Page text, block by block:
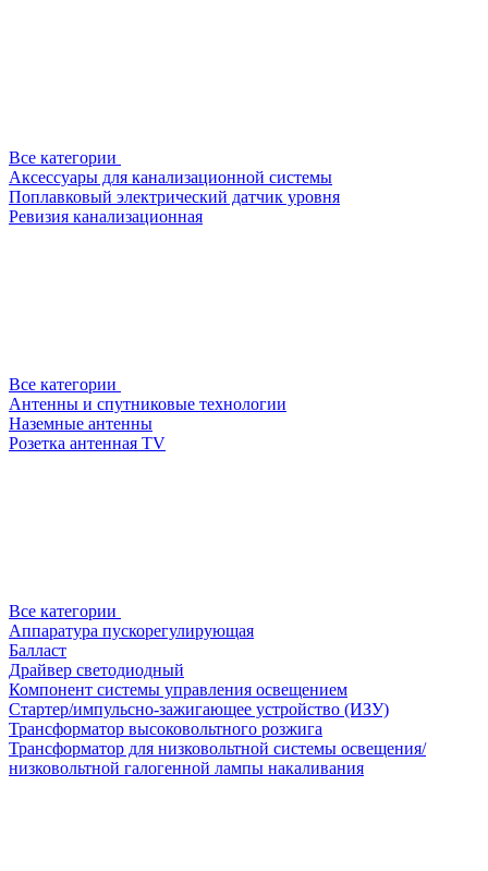
Все категории
Аксессуары для канализационной системы
Поплавковый электрический датчик уровня
Ревизия канализационная
Все категории
Антенны и спутниковые технологии
Наземные антенны
Розетка антенная TV
Все категории
Аппаратура пускорегулирующая
Балласт
Драйвер светодиодный
Компонент системы управления освещением
Стартер/импульсно-зажигающее устройство (ИЗУ)
Трансформатор высоковольтного розжига
Трансформатор для низковольтной системы освещения/
низковольтной галогенной лампы накаливания